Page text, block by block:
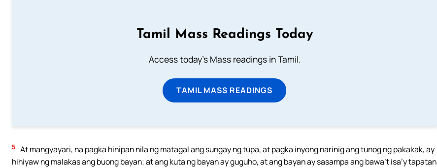
Tamil Mass Readings Today
Access today's Mass readings in Tamil.
TAMIL MASS READINGS
5 At mangyayari, na pagka hinipan nila ng matagal ang sungay ng tupa, at pagka inyong narinig ang tunog ng pakakak, ay
hihiyaw ng malakas ang buong bayan; at ang kuta ng bayan ay guguho, at ang bayan ay sasampa ang bawa’t isa’y tapatan